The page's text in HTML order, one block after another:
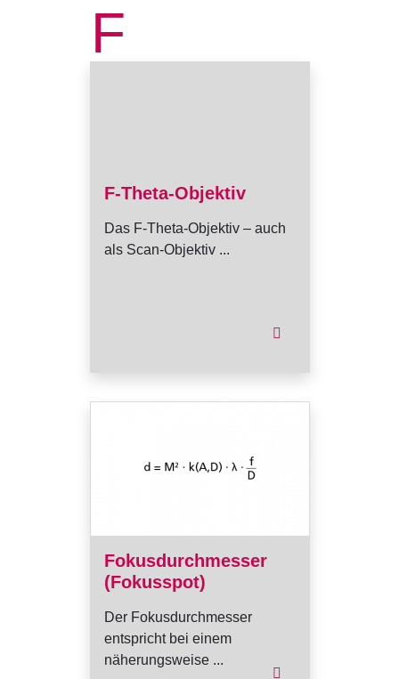
F
F-Theta-Objektiv
Das F-Theta-Objektiv – auch
als Scan-Objektiv ...
Fokusdurchmesser
(Fokusspot)
Der Fokusdurchmesser
entspricht bei einem
näherungsweise ...